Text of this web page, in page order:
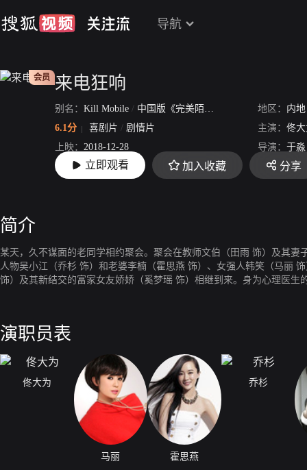
导航
会员 来电狂响
别名： Kill Mobile / 中国版《完美陌生人》 手机狂响
地区： 内地
6.1分
喜剧片 / 剧情片 主演： 佟
上映： 2018-12-28 导演： 于淼
片长： 102分57秒
立即观看 加入收藏 分享
简介
某天，久不谋面的老同学相约聚会。聚会在教师文伯（田雨 饰）及其妻
人物吴小江（乔杉 饰）和老婆李楠（霍思燕 饰）、女强人韩笑（马丽
饰）及其新结交的富家女友娇娇（奚梦瑶 饰）相继到来。身为心理医生
演职员表
佟大为
马丽 霍思燕
乔杉